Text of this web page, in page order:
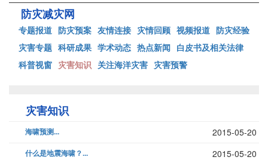
防灾减灾网
专题报道 防灾预案 友情连接 灾情回顾 视频报道 防灾经验
灾害专题 科研成果 学术动态 热点新闻 白皮书及相关法律
科普视窗 灾害知识 关注海洋灾害 灾害预警
灾害知识
海啸预测... 2015-05-20
什么是地震海啸？... 2015-05-20